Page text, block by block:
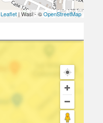
Leaflet| Wasi - ©OpenStreetMap